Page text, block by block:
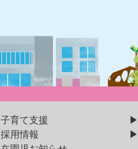
子育て支援
採用情報